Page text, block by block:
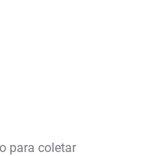
para coletar